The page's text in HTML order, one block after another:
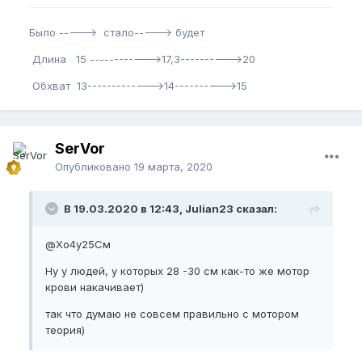
Было -----> стало-----> будет
Длина 15 ------------>17,3---------->20
Обхват 13------------->14---------->15
SerVor
Опубликовано 19 марта, 2020
В 19.03.2020 в 12:43, Julian23 сказал:
@Хо4у25См
Ну у людей, у которых 28 -30 см как-то же мотор
крови накачивает)
так что думаю не совсем правильно с мотором
теория)